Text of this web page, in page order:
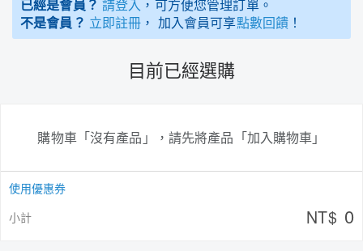
已經是會員？ 請登入 ，可方便您管理訂單。
不是會員？ 立即註冊 ， 加入會員可享點數回饋！
目前已經選購
購物車「沒有產品」，請先將產品「加入購物車」
使用優惠券
小計
NT$ 0